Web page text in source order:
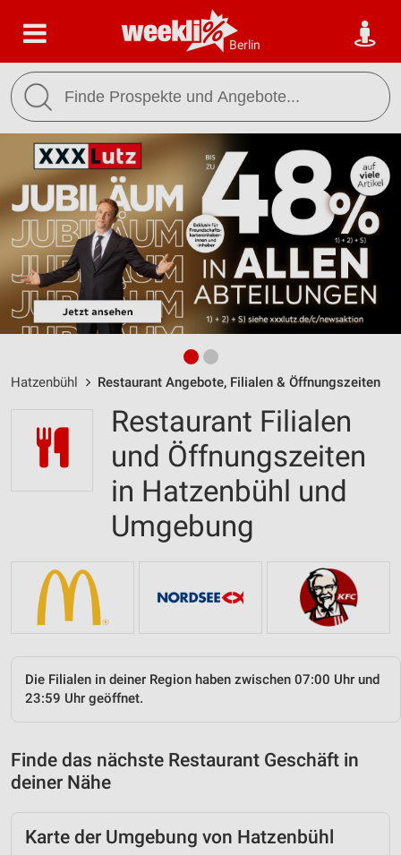
Berlin
Hatzenbühl Restaurant Angebote, Filialen & Öffnungszeiten
Restaurant Filialen
und Öffnungszeiten
in Hatzenbühl und
Umgebung
Die Filialen in deiner Region haben zwischen 07:00 Uhr und
23:59 Uhr geöffnet.
Finde das nächste Restaurant Geschäft in
deiner Nähe
Karte der Umgebung von Hatzenbühl